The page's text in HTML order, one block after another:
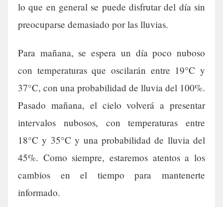
lo que en general se puede disfrutar del día sin
preocuparse demasiado por las lluvias.
Para mañana, se espera un día poco nuboso
con temperaturas que oscilarán entre 19°C y
37°C, con una probabilidad de lluvia del 100%.
Pasado mañana, el cielo volverá a presentar
intervalos nubosos, con temperaturas entre
18°C y 35°C y una probabilidad de lluvia del
45%. Como siempre, estaremos atentos a los
cambios en el tiempo para mantenerte
informado.